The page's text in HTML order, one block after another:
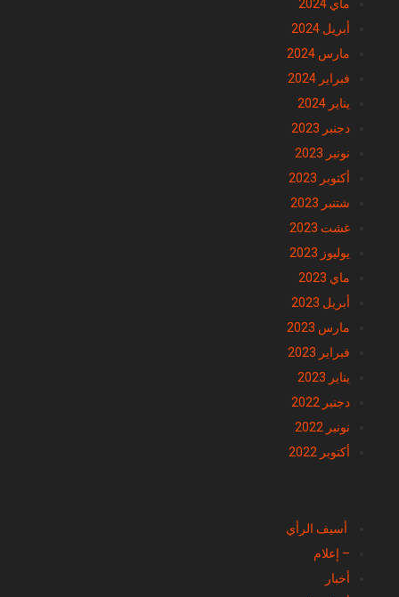
أبريل 2024
مارس 2024
فبراير 2024
يناير 2024
دجنبر 2023
نونبر 2023
أكتوبر 2023
شتنبر 2023
غشت 2023
يوليوز 2023
ماي 2023
أبريل 2023
مارس 2023
فبراير 2023
يناير 2023
دجنبر 2022
نونبر 2022
أكتوبر 2022
– إعلام
أخبار
أخبار وطنية